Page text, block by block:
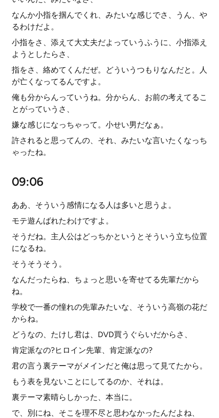
なんか小指を掴んでくれ、みたいな感じでさ、うん、や
るわけだよ。
小指をさ、添えて大丈夫だよっていうふうに、小指添え
ようとしたらさ、
指をさ、絡めてくんだぜ。どういうつもりなんだと。人
が亡くなってるんですよ。
俺も分からんっていうね。分からん、お前の考えてるこ
とがっていうさ、
嫌な感じになっちゃって。小せい男だなぁ。
許されると思ってんの、それ、みたいな言いたくなっち
ゃったね。
09:06
ああ、そういう感情になる人は多いと思うよ。
モテ遊んばれたわけですよ。
そうだね。主人公はどっちかというとそういう立ち位置
になるね。
そうそうそう。
なんだったらね、ちょっと思いを寄せてる先輩だから
ね。
学校で一番の憧れの先輩みたいな、そういう高嶺の花だ
からね。
どうなの、たけし君は、DVD買うぐらいだからさ、
肯定派なの?ヒロイン先輩、肯定派なの?
君の言う裏テーマがメインだと俺は思って見てたから。
もう表を見ないことにしてるのか、それは。
裏テーマ素晴らしかった、本当に。
で、別にね、そこを理不尽と思わなかったんだよね、